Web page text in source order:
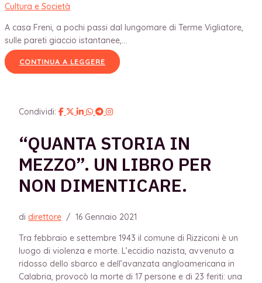
Cultura e Società
A casa Freni, a pochi passi dal lungomare di Terme Vigliatore,
sulle pareti giaccio istantanee,...
CONTINUA A LEGGERE
Condividi:
“QUANTA STORIA IN
MEZZO”. UN LIBRO PER
NON DIMENTICARE.
di direttore / 16 Gennaio 2021
Tra febbraio e settembre 1943 il comune di Rizziconi è un
luogo di violenza e morte. L’eccidio nazista, avvenuto a
ridosso dello sbarco e dell’avanzata angloamericana in
Calabria, provocò la morte di 17 persone e di 23 feriti: una